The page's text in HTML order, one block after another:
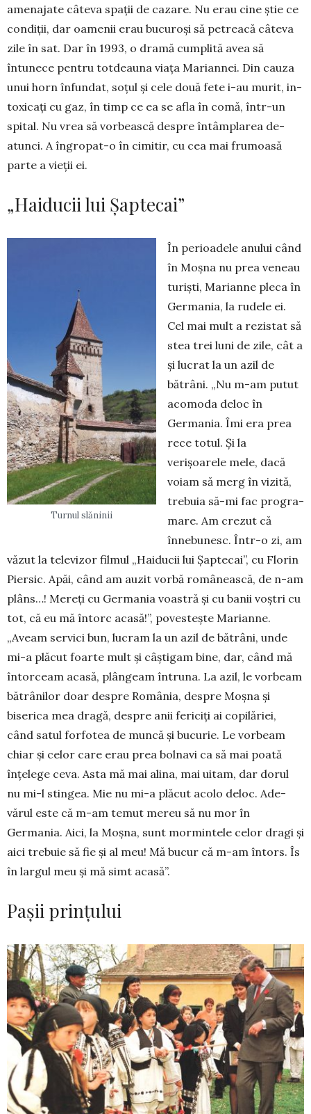
amenajate câteva spații de cazare. Nu erau cine știe ce
condiții, dar oamenii erau bucu­roși să petreacă câteva
zile în sat. Dar în 1993, o dramă cumplită avea să
întunece pentru tot­deauna viața Mariannei. Din cauza
unui horn în­fundat, soțul și cele două fete i-au murit, in­
toxi­cați cu gaz, în timp ce ea se afla în comă, într-un
spital. Nu vrea să vorbească despre întâm­pla­rea de-
atunci. A îngropat-o în cimitir, cu cea mai frumoasă
parte a vieții ei.
„Haiducii lui Șaptecai”
Turnul slăninii
În perioadele anului când
în Moșna nu prea veneau
turiști, Marianne pleca în
Germania, la rudele ei.
Cel mai mult a rezistat să
stea trei luni de zile, cât a
și lucrat la un azil de
bătrâni. „Nu m-am putut
acomoda deloc în
Germania. Îmi era prea
rece totul. Și la
verișoarele mele, dacă
vo­iam să merg în vizită,
trebuia să-mi fac progra­
mare. Am crezut că
înnebunesc. Într-o zi, am
vă­zut la televizor filmul „Haiducii lui Șaptecai”, cu Florin
Piersic. Apăi, când am auzit vorbă românească, de n-am
plâns…! Mereți cu Ger­mania voastră și cu banii voștri cu
tot, că eu mă întorc acasă!”, povestește Marianne.
„Aveam servici bun, lucram la un azil de bătrâni, unde
mi-a plăcut foarte mult și câștigam bine, dar, când mă
întorceam acasă, plângeam întruna. La azil, le vorbeam
bătrânilor doar despre Româ­nia, despre Moșna și
biserica mea dragă, despre anii fericiți ai copilăriei,
când satul forfotea de muncă și bucurie. Le vorbeam
chiar și celor care erau prea bolnavi ca să mai poată
înțelege ceva. Asta mă mai alina, mai uitam, dar dorul
nu mi-l stingea. Mie nu mi-a plăcut acolo deloc. Ade­
vărul este că m-am temut mereu să nu mor în
Germania. Aici, la Moșna, sunt mormintele celor dragi și
aici trebuie să fie și al meu! Mă bucur că m-am întors. Îs
în largul meu și mă simt acasă”.
Pașii prințului